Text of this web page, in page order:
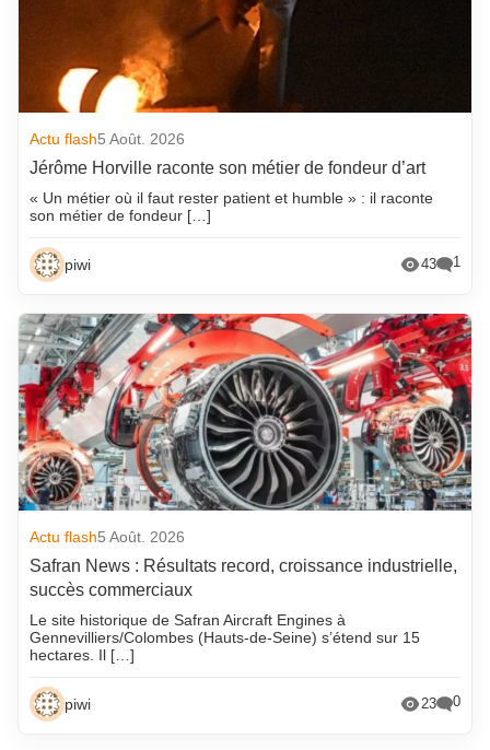
Actu flash5 Août. 2026
Jérôme Horville raconte son métier de fondeur d’art
« Un métier où il faut rester patient et humble » : il raconte
son métier de fondeur […]
piwi 43 1
Actu flash5 Août. 2026
Safran News : Résultats record, croissance industrielle,
succès commerciaux
Le site historique de Safran Aircraft Engines à
Gennevilliers/Colombes (Hauts-de-Seine) s’étend sur 15
hectares. Il […]
piwi 23 0